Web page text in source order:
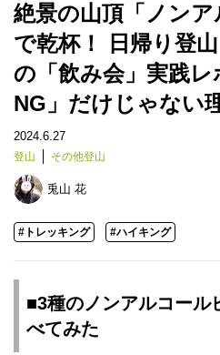
絶景の山頂「ノンア
で乾杯！ 日帰り登
の「飲み会」実践
NG」だけじゃない
2024.6.27
登山 その他登山
兎山 花
#トレッキング #ハイキング
■3種のノンアルコール
べてみた